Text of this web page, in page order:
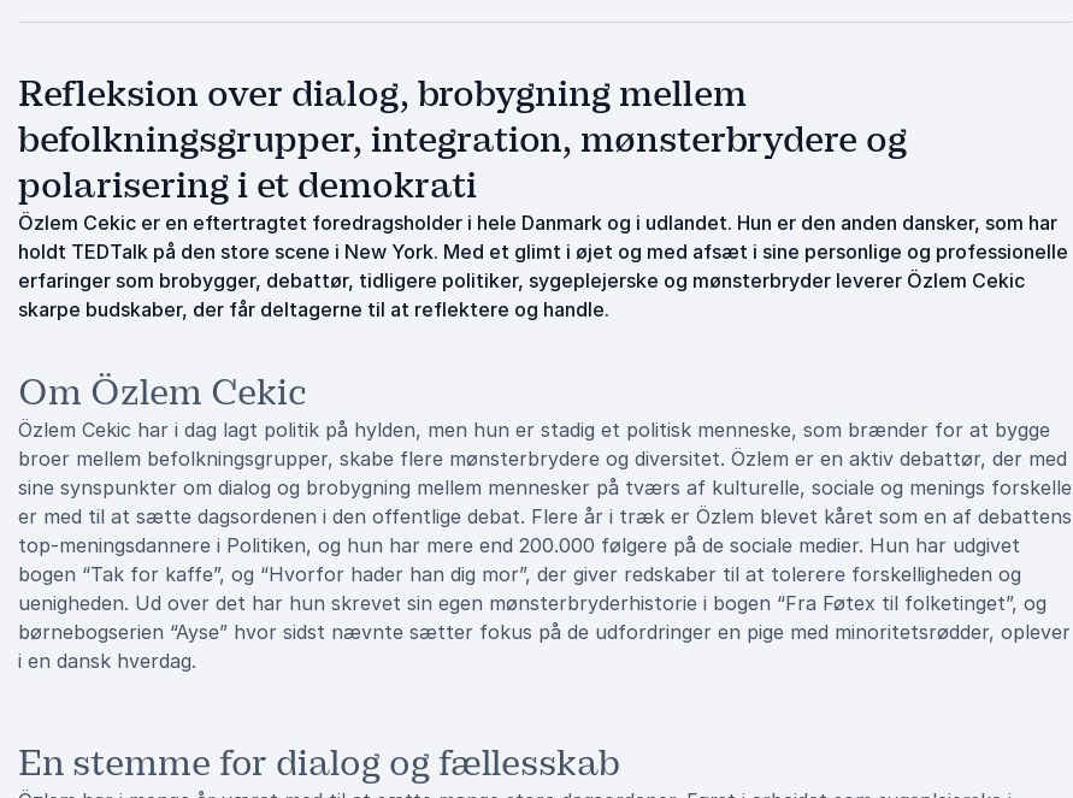
Refleksion over dialog, brobygning mellem
befolkningsgrupper, integration, mønsterbrydere og
polarisering i et demokrati
Özlem Cekic er en eftertragtet foredragsholder i hele Danmark og i udlandet. Hun er den anden dansker, som har
holdt TEDTalk på den store scene i New York. Med et glimt i øjet og med afsæt i sine personlige og professionelle
erfaringer som brobygger, debattør, tidligere politiker, sygeplejerske og mønsterbryder leverer Özlem Cekic
skarpe budskaber, der får deltagerne til at reflektere og handle.
Om Özlem Cekic
Özlem Cekic har i dag lagt politik på hylden, men hun er stadig et politisk menneske, som brænder for at bygge
broer mellem befolkningsgrupper, skabe flere mønsterbrydere og diversitet. Özlem er en aktiv debattør, der med
sine synspunkter om dialog og brobygning mellem mennesker på tværs af kulturelle, sociale og menings forskelle
er med til at sætte dagsordenen i den offentlige debat. Flere år i træk er Özlem blevet kåret som en af debattens
top-meningsdannere i Politiken, og hun har mere end 200.000 følgere på de sociale medier. Hun har udgivet
bogen “Tak for kaffe”, og “Hvorfor hader han dig mor”, der giver redskaber til at tolerere forskelligheden og
uenigheden. Ud over det har hun skrevet sin egen mønsterbryderhistorie i bogen “Fra Føtex til folketinget”, og
børnebogserien “Ayse” hvor sidst nævnte sætter fokus på de udfordringer en pige med minoritetsrødder, oplever
i en dansk hverdag.
En stemme for dialog og fællesskab